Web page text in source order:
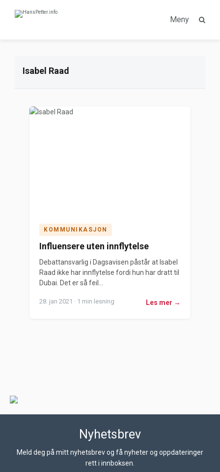
Meny
Isabel Raad
KOMMUNIKASJON
Influensere uten innflytelse
Debattansvarlig i Dagsavisen påstår at Isabel
Raad ikke har innflytelse fordi hun har dratt til
Dubai. Det er så feil...
28. jan 2021 · 1 min lesning Les mer →
Nyhetsbrev
Meld deg på mitt nyhetsbrev og få nyheter og oppdateringer
rett i innboksen.